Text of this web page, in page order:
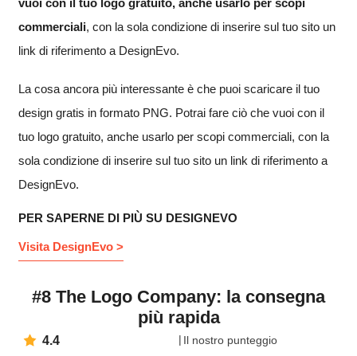
commerciali, con la sola condizione di inserire sul tuo sito un
link di riferimento a DesignEvo.
La cosa ancora più interessante è che puoi scaricare il tuo
design gratis in formato PNG. Potrai fare ciò che vuoi con il
tuo logo gratuito, anche usarlo per scopi commerciali, con la
sola condizione di inserire sul tuo sito un link di riferimento a
DesignEvo.
PER SAPERNE DI PIÙ SU DESIGNEVO
Visita DesignEvo >
#8 The Logo Company: la consegna
più rapida
4.4 Il nostro punteggio